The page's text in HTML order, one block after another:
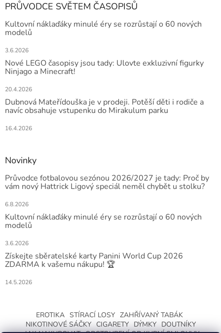
PRŮVODCE SVĚTEM ČASOPISŮ
Kultovní náklaďáky minulé éry se rozrůstají o 60 nových
modelů
3.6.2026
Nové LEGO časopisy jsou tady: Ulovte exkluzivní figurky
Ninjago a Minecraft!
20.4.2026
Dubnová Mateřídouška je v prodeji. Potěší děti i rodiče a
navíc obsahuje vstupenku do Mirakulum parku
16.4.2026
Novinky
Průvodce fotbalovou sezónou 2026/2027 je tady: Proč by
vám nový Hattrick Ligový speciál neměl chybět u stolku?
6.8.2026
Kultovní náklaďáky minulé éry se rozrůstají o 60 nových
modelů
3.6.2026
Získejte sběratelské karty Panini World Cup 2026
ZDARMA k vašemu nákupu! 🏆
14.5.2026
EROTIKA STÍRACÍ LOSY ZAHŘÍVANÝ TABÁK
NIKOTINOVÉ SÁČKY CIGARETY DÝMKY
DOUTNÍKY